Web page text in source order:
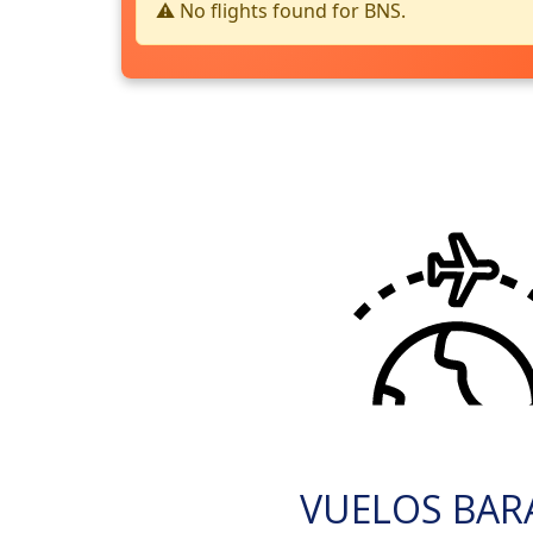
⚠️ No flights found for BNS.
VUELOS